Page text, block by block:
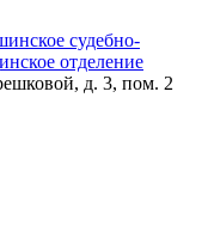
судебно-
отделение
д. 3, пом. 2